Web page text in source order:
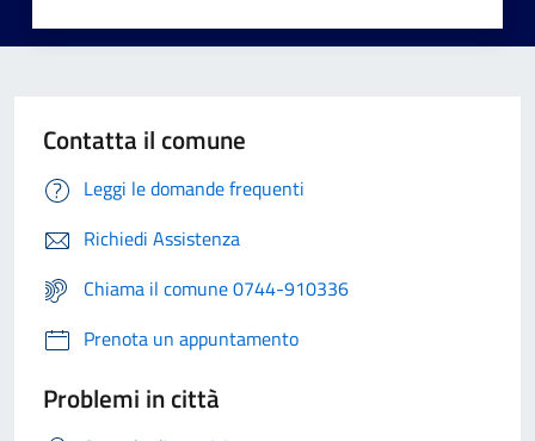
Contatta il comune
Leggi le domande frequenti
Richiedi Assistenza
Chiama il comune 0744-910336
Prenota un appuntamento
Problemi in città